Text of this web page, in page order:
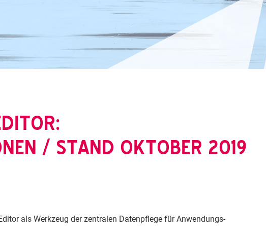
/ STAND OKTOBER 2019
als Werkzeug der zentralen Datenpflege für Anwendungs-